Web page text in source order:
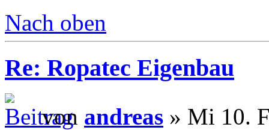
Nach oben
Re: Ropatec Eigenbau
von andreas » Mi 10.